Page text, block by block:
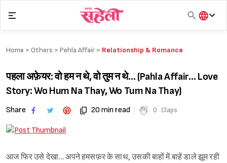
content
हिंदी
Home > Others > Pehla Affair > Relationship & Romance
पहला अफ़ेयर: वो हम न थे, वो तुम न थे… (Pahla Affair… Love
Story: Wo Hum Na Thay, Wo Tum Na Thay)
Share 20 min read 0 Claps
आज फिर उसे देखा… अपने हमसफ़र के साथ, उसकी बाहों में बाहें डाले झूम रही